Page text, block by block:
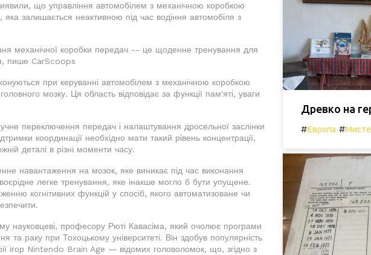
виявили, що управління автомобілем з механічною коробкою
залишається неактивною під час водіння автомобіля з
механічної коробки передач -- це щоденне тренування для
пише CarScoops
при керуванні автомобілем з механічною коробкою
мозку. Ця область відповідає за функції пам'яті, уваги
переключення передач і налаштування дросельної заслінки
координації необхідно мати такий рівень концентрації,
деталі в різні моменти часу.
навантаження на мозок, яке виникає під час виконання
легке тренування, яке інакше могло б бути упущене.
когнітивних функцій у спосіб, якого автоматизоване чи
науковцеві, професору Рюті Кавасіма, який очолює програми
та раку при Тохоцькому університеті. Він здобув популярність
ігор Nintendo Brain Age — відомих головоломок, що, згідно з
Древко на
#Європа #